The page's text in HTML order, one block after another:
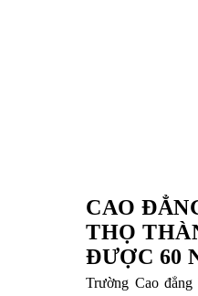
CAO
THỌ
ĐƯỢC 60
Trường Cao